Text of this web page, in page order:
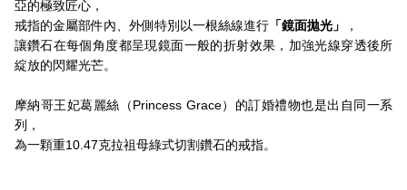
亞的極致匠心，
戒指的金屬部件內、外側特別以一根絲線進行「鏡面拋光」
，
讓鑽石在每個角度都呈現鏡面一般的折射效果，加強光線穿透後所
綻放的閃耀光芒。
摩納哥王妃葛麗絲（Princess Grace）的訂婚禮物也是出自同一系
列，
為一顆重10.47克拉祖母綠式切割鑽石的戒指。